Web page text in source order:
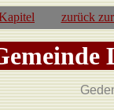
zurück